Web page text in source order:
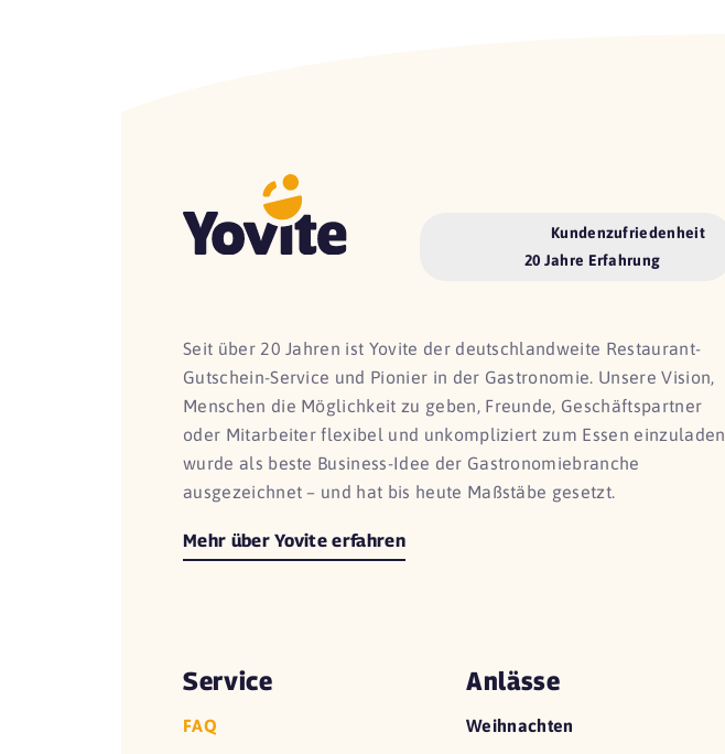
Kundenzufriedenheit
20 Jahre Erfahrung
Seit über 20 Jahren ist Yovite der deutschlandweite Restaurant-
Gutschein-Service und Pionier in der Gastronomie. Unsere Vision,
Menschen die Möglichkeit zu geben, Freunde, Geschäftspartner
oder Mitarbeiter flexibel und unkompliziert zum Essen einzuladen,
wurde als beste Business-Idee der Gastronomiebranche
ausgezeichnet – und hat bis heute Maßstäbe gesetzt.
Mehr über Yovite erfahren
Service
FAQ
Anlässe
Weihnachten